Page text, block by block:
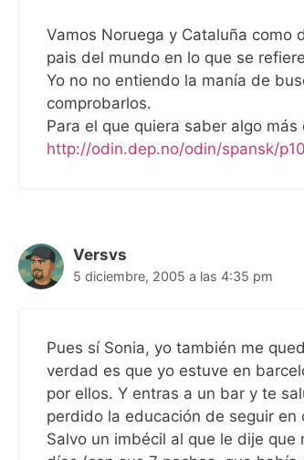
Vamos Noruega y Cataluña como
pais del mundo en lo que se
Yo no no entiendo la manía de
comprobarlos.
Para el que quiera saber algo más
http://odin.dep.no/odin/spansk/
Versvs
5 diciembre, 2005 a las 4:35 pm
Pues sí Sonia, yo también me
verdad es que yo estuve en
por ellos. Y entras a un bar y te
perdido la educación de seguir
Salvo un imbécil al que le dije